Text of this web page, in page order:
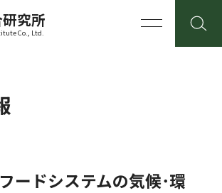
究所
Co., Ltd.
ードシステムの気候･環